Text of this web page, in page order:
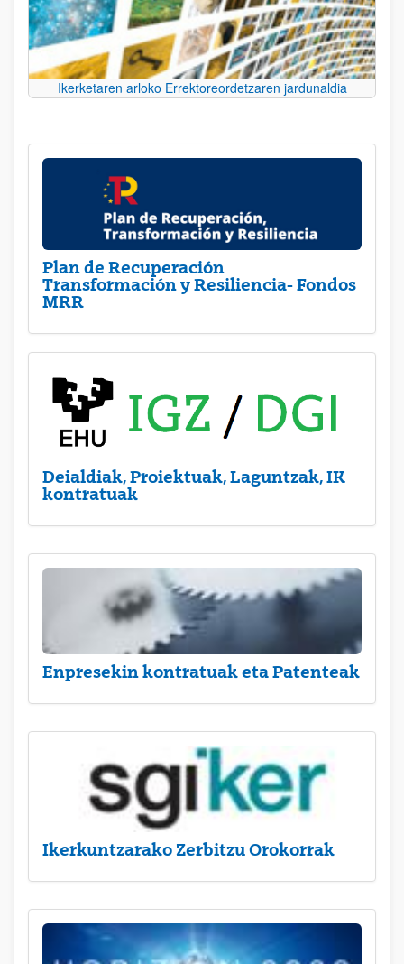
Ikerketaren arloko Errektoreordetzaren jardunaldia
Plan de Recuperación
Transformación y Resiliencia- Fondos
MRR
Deialdiak, Proiektuak, Laguntzak, IK
kontratuak
Enpresekin kontratuak eta Patenteak
Ikerkuntzarako Zerbitzu Orokorrak